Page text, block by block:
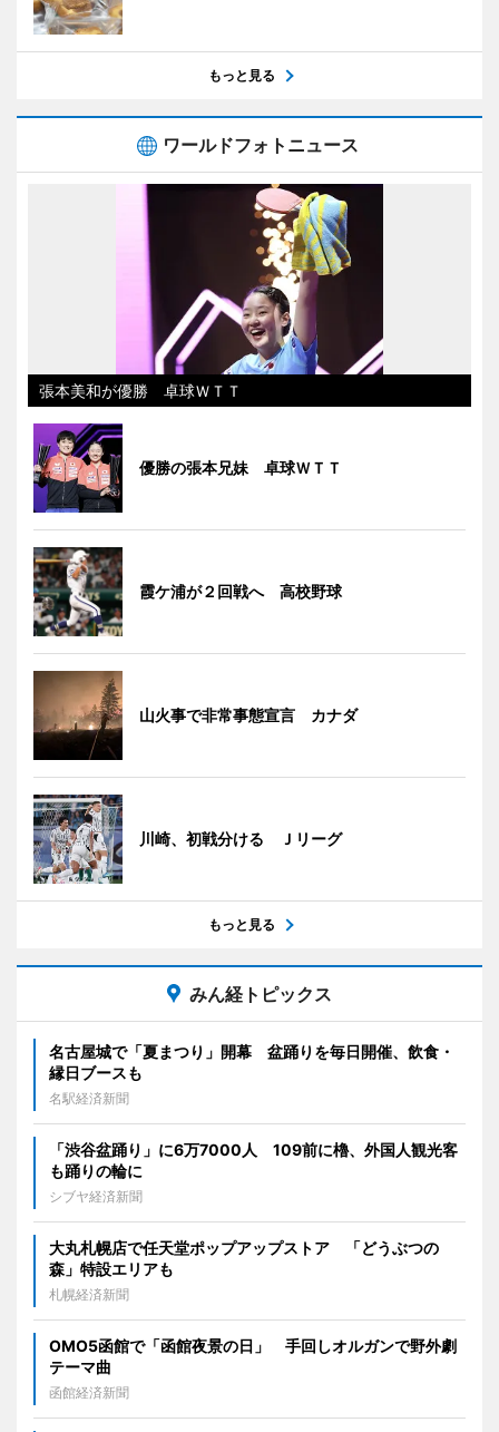
もっと見る
ワールドフォトニュース
張本美和が優勝 卓球ＷＴＴ
優勝の張本兄妹 卓球ＷＴＴ
霞ケ浦が２回戦へ 高校野球
山火事で非常事態宣言 カナダ
川崎、初戦分ける Ｊリーグ
もっと見る
みん経トピックス
名古屋城で「夏まつり」開幕 盆踊りを毎日開催、飲食・
縁日ブースも
名駅経済新聞
「渋谷盆踊り」に6万7000人 109前に櫓、外国人観光客
も踊りの輪に
シブヤ経済新聞
大丸札幌店で任天堂ポップアップストア 「どうぶつの
森」特設エリアも
札幌経済新聞
OMO5函館で「函館夜景の日」 手回しオルガンで野外劇
テーマ曲
函館経済新聞